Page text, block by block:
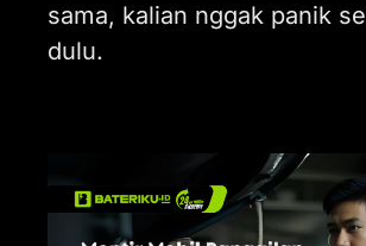
sama, kalian nggak panik
dulu.